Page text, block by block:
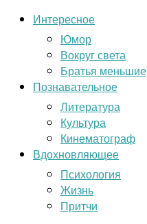
Интересное
Юмор
Вокруг света
Братья меньшие
Познавательное
Литература
Культура
Кинематограф
Вдохновляющее
Психология
Жизнь
Притчи